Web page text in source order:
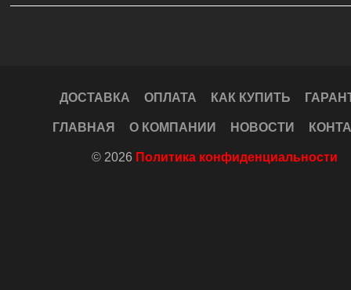
ДОСТАВКА ОПЛАТА КАК КУПИТЬ
ГЛАВНАЯ О КОМПАНИИ НОВОСТИ
© 2026 Политика конфиденциальности